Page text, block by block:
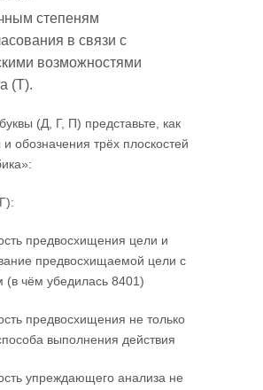
степеням
в связи с
возможностями
(Т).
(Д, Г, П) представьте, как
обозначения трёх плоскостей
предвосхищения цели и
предвосхищаемой цели с
(в чём убедилась 8401)
предвосхищения не только
выполнения действия
упреждающего анализа не